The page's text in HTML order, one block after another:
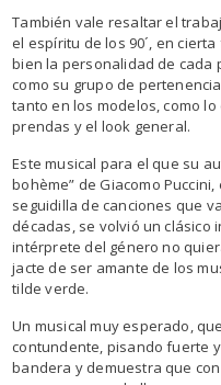
También vale resaltar el
el espíritu de los 90´, en
bien la personalidad de cada
como su grupo de
tanto en los modelos, como
prendas y el look general.
Este musical para el que su
bohème” de Giacomo
seguidilla de canciones que
décadas, se volvió un clásico
intérprete del género no
jacte de ser amante de los
tilde verde.
Un musical muy esperado,
contundente, pisando fuerte
bandera y demuestra que